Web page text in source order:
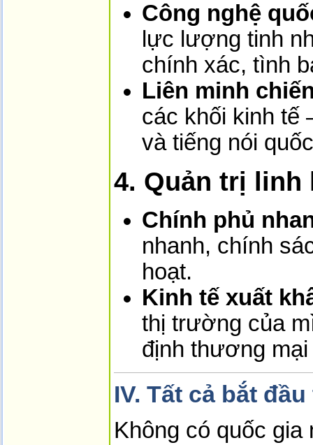
Công nghệ
lực lượng tinh
chính xác, tình
Liên minh
các khối kinh tế
và tiếng nói
4. Quản trị linh
Chính phủ
nhanh, chính
hoạt.
Kinh tế xuất
thị trường của
định thương
IV. Tất cả bắt
Không có quốc gia